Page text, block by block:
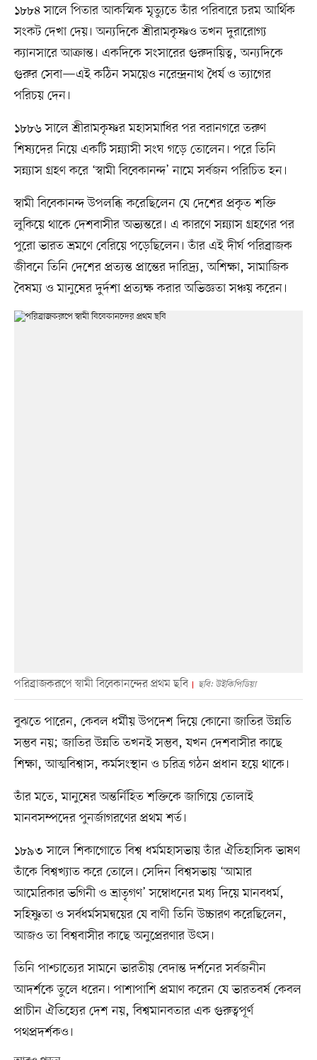
১৮৮৪ সালে পিতার আকস্মিক মৃত্যুতে তাঁর পরিবারে চরম আর্থিক
সংকট দেখা দেয়। অন্যদিকে শ্রীরামকৃষ্ণও তখন দুরারোগ্য
ক্যানসারে আক্রান্ত। একদিকে সংসারের গুরুদায়িত্ব, অন্যদিকে
গুরুর সেবা—এই কঠিন সময়েও নরেন্দ্রনাথ ধৈর্য ও ত্যাগের
পরিচয় দেন।
১৮৮৬ সালে শ্রীরামকৃষ্ণর মহাসমাধির পর বরানগরে তরুণ
শিষ্যদের নিয়ে একটি সন্ন্যাসী সংঘ গড়ে তোলেন। পরে তিনি
সন্ন্যাস গ্রহণ করে ‘স্বামী বিবেকানন্দ’ নামে সর্বজন পরিচিত হন।
স্বামী বিবেকানন্দ উপলব্ধি করেছিলেন যে দেশের প্রকৃত শক্তি
লুকিয়ে থাকে দেশবাসীর অভ্যন্তরে। এ কারণে সন্ন্যাস গ্রহণের পর
পুরো ভারত ভ্রমণে বেরিয়ে পড়েছিলেন। তাঁর এই দীর্ঘ পরিব্রাজক
জীবনে তিনি দেশের প্রত্যন্ত প্রান্তের দারিদ্র্য, অশিক্ষা, সামাজিক
বৈষম্য ও মানুষের দুর্দশা প্রত্যক্ষ করার অভিজ্ঞতা সঞ্চয় করেন।
পরিব্রাজকরূপে স্বামী বিবেকানন্দের প্রথম ছবি ছবি: উইকিপিডিয়া
বুঝতে পারেন, কেবল ধর্মীয় উপদেশ দিয়ে কোনো জাতির উন্নতি
সম্ভব নয়; জাতির উন্নতি তখনই সম্ভব, যখন দেশবাসীর কাছে
শিক্ষা, আত্মবিশ্বাস, কর্মসংস্থান ও চরিত্র গঠন প্রধান হয়ে থাকে।
তাঁর মতে, মানুষের অন্তর্নিহিত শক্তিকে জাগিয়ে তোলাই
মানবসম্পদের পুনর্জাগরণের প্রথম শর্ত।
১৮৯৩ সালে শিকাগোতে বিশ্ব ধর্মমহাসভায় তাঁর ঐতিহাসিক ভাষণ
তাঁকে বিশ্বখ্যাত করে তোলে। সেদিন বিশ্বসভায় ‘আমার
আমেরিকার ভগিনী ও ভ্রাতৃগণ’ সম্বোধনের মধ্য দিয়ে মানবধর্ম,
সহিষ্ণুতা ও সর্বধর্মসমন্বয়ের যে বাণী তিনি উচ্চারণ করেছিলেন,
আজও তা বিশ্ববাসীর কাছে অনুপ্রেরণার উৎস।
তিনি পাশ্চাত্যের সামনে ভারতীয় বেদান্ত দর্শনের সর্বজনীন
আদর্শকে তুলে ধরেন। পাশাপাশি প্রমাণ করেন যে ভারতবর্ষ কেবল
প্রাচীন ঐতিহ্যের দেশ নয়, বিশ্বমানবতার এক গুরুত্বপূর্ণ
পথপ্রদর্শকও।